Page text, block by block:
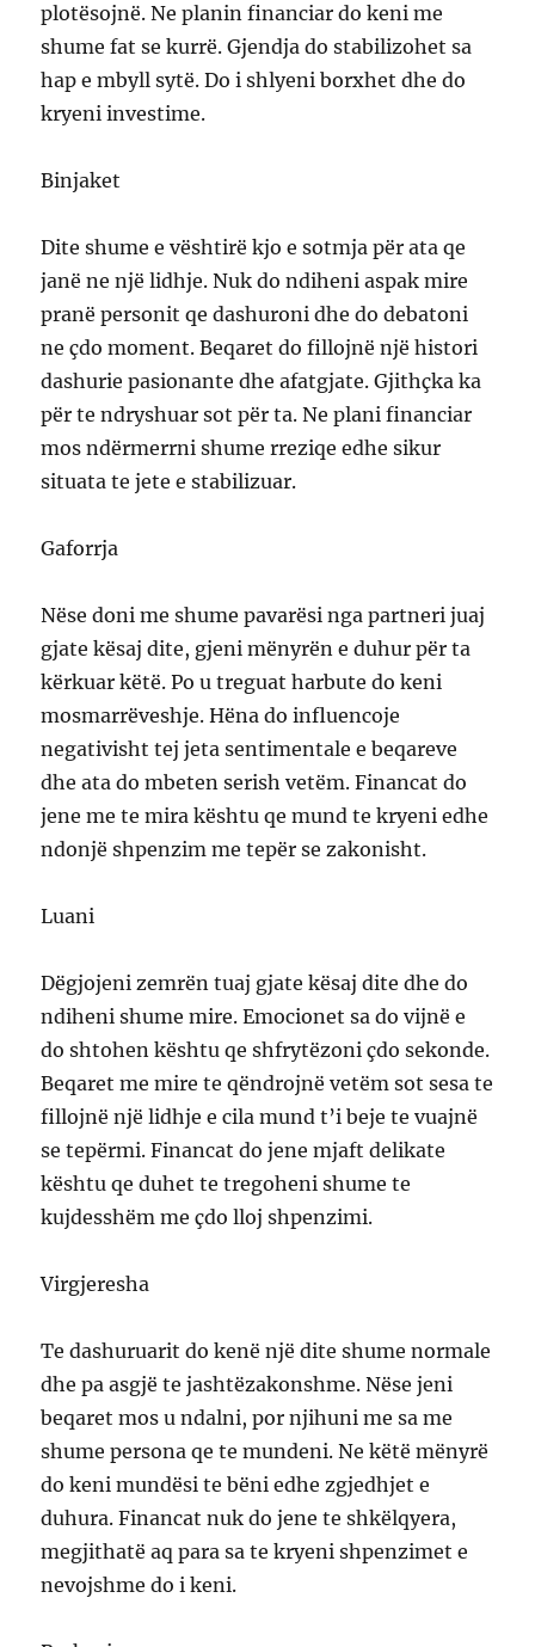
plotësojnë. Ne planin financiar do keni me
shume fat se kurrë. Gjendja do stabilizohet sa
hap e mbyll sytë. Do i shlyeni borxhet dhe do
kryeni investime.
Binjaket
Dite shume e vështirë kjo e sotmja për ata qe
janë ne një lidhje. Nuk do ndiheni aspak mire
pranë personit qe dashuroni dhe do debatoni
ne çdo moment. Beqaret do fillojnë një histori
dashurie pasionante dhe afatgjate. Gjithçka ka
për te ndryshuar sot për ta. Ne plani financiar
mos ndërmerrni shume rreziqe edhe sikur
situata te jete e stabilizuar.
Gaforrja
Nëse doni me shume pavarësi nga partneri juaj
gjate kësaj dite, gjeni mënyrën e duhur për ta
kërkuar këtë. Po u treguat harbute do keni
mosmarrëveshje. Hëna do influencoje
negativisht tej jeta sentimentale e beqareve
dhe ata do mbeten serish vetëm. Financat do
jene me te mira kështu qe mund te kryeni edhe
ndonjë shpenzim me tepër se zakonisht.
Luani
Dëgjojeni zemrën tuaj gjate kësaj dite dhe do
ndiheni shume mire. Emocionet sa do vijnë e
do shtohen kështu qe shfrytëzoni çdo sekonde.
Beqaret me mire te qëndrojnë vetëm sot sesa te
fillojnë një lidhje e cila mund t’i beje te vuajnë
se tepërmi. Financat do jene mjaft delikate
kështu qe duhet te tregoheni shume te
kujdesshëm me çdo lloj shpenzimi.
Virgjeresha
Te dashuruarit do kenë një dite shume normale
dhe pa asgjë te jashtëzakonshme. Nëse jeni
beqaret mos u ndalni, por njihuni me sa me
shume persona qe te mundeni. Ne këtë mënyrë
do keni mundësi te bëni edhe zgjedhjet e
duhura. Financat nuk do jene te shkëlqyera,
megjithatë aq para sa te kryeni shpenzimet e
nevojshme do i keni.